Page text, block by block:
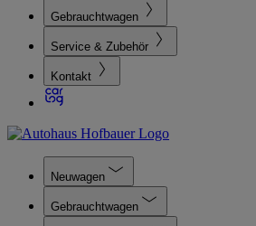
Gebrauchtwagen
Service & Zubehör
Kontakt
Neuwagen
Gebrauchtwagen